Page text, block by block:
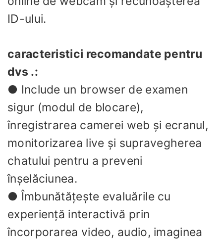
ID-ului.
caracteristici recomandate pentru
dvs .:
● Include un browser de examen
sigur (modul de blocare),
înregistrarea camerei web și ecranul,
monitorizarea live și supravegherea
chatului pentru a preveni
înșelăciunea.
● Îmbunătățește evaluările cu
experiență interactivă prin
încorporarea video, audio, imaginea